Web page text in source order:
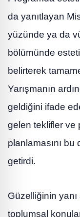
da yanıtlayan
yüzünde ya da
bölümünde
belirterek
Yarışmanın
geldiğini ifade
gelen teklifler ve
planlamasını bu
getirdi.
Güzelliğinin yanı
toplumsal